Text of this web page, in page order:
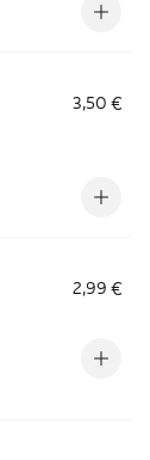
3,50 €
2,99 €